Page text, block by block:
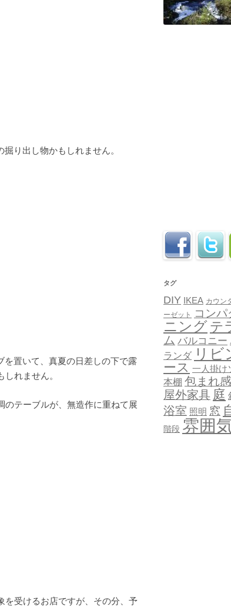
り出し物かもしれません。
を置いて、真夏の日差しの下で露
れません。
のテーブルが、無造作に重ねて展
を受けるお店ですが、その分、予
タグ
DIY IKEA カウン
ーゼット
コンパ
ニングテ
ム バルコニー
ランダ リビ
ース 一人掛け
本棚 包まれ感
屋外家具 庭
浴室 照明 窓
階段 雰囲